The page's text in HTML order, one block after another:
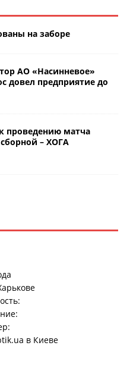
на заборе
АО «Насинневое»
довел предприятие до
проведению матча
– ХОГА
в Киеве